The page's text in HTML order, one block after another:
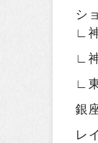
シ
∟
∟
∟
銀
レ